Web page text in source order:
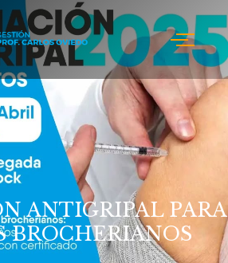
ANTIGRIPAL PARA
BROCHERIANOS